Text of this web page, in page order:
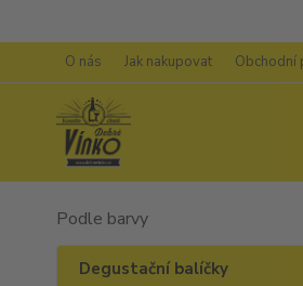
O nás Jak nakupovat Obchodní
Podle barvy
Degustační balíčky